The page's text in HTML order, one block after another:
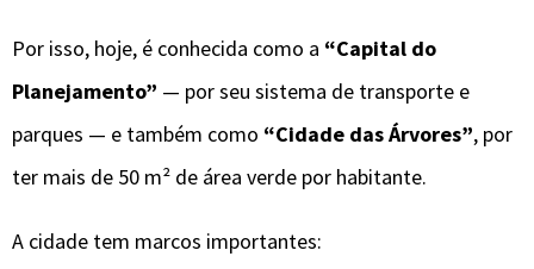
Por isso, hoje, é conhecida como a “Capital do
Planejamento” — por seu sistema de transporte e
parques — e também como “Cidade das Árvores”, por
ter mais de 50 m² de área verde por habitante.
A cidade tem marcos importantes: